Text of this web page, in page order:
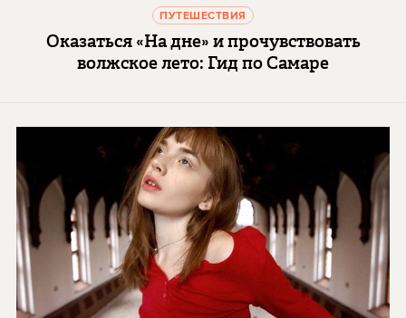
ПУТЕШЕСТВИЯ
Оказаться «На дне» и прочувствовать
волжское лето: Гид по Самаре